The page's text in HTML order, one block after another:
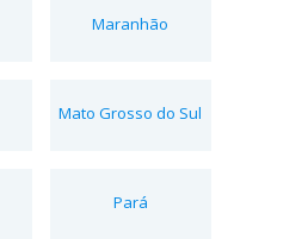
Maranhão
Mato Grosso do Sul
Pará